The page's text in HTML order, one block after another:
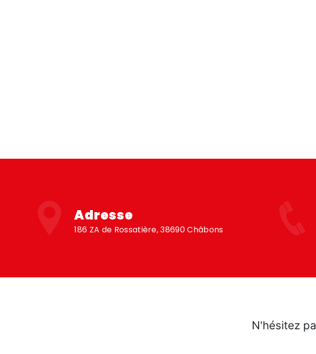
Adresse
186 ZA de Rossatière, 38690 Châbons
N'hésitez